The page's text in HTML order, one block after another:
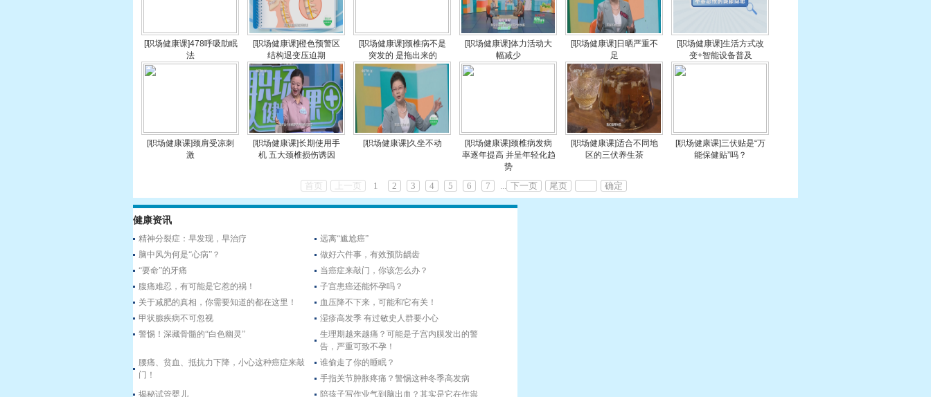
[职场健康课]478呼吸助眠
法
[职场健康课]橙色预警区
结构退变压迫期
[职场健康课]颈椎病不是
突发的 是拖出来的
[职场健康课]体力活动大
幅减少
[职场健康课]日晒严重不
足
[职场健康课]生活方式改
变+智能设备普及
[职场健康课]颈肩受凉刺
激
[职场健康课]长期使用手
机 五大颈椎损伤诱因
[职场健康课]久坐不动
[职场健康课]颈椎病发病
率逐年提高 并呈年轻化趋
势
[职场健康课]适合不同地
区的三伏养生茶
[职场健康课]三伏贴是“万
能保健贴”吗？
首页 上一页 1 2 3 4 5 6 7 ... 下一页 尾页 确定
健康资讯
精神分裂症：早发现，早治疗
远离“尴尬癌”
脑中风为何是“心病”？
做好六件事，有效预防龋齿
“要命”的牙痛
当癌症来敲门，你该怎么办？
腹痛难忍，有可能是它惹的祸！
子宫患癌还能怀孕吗？
关于减肥的真相，你需要知道的都在这里！
血压降不下来，可能和它有关！
甲状腺疾病不可忽视
湿疹高发季 有过敏史人群要小心
警惕！深藏骨髓的“白色幽灵”
生理期越来越痛？可能是子宫内膜发出的警
告，严重可致不孕！
腰痛、贫血、抵抗力下降，小心这种癌症来敲
门！
谁偷走了你的睡眠？
手指关节肿胀疼痛？警惕这种冬季高发病
揭秘试管婴儿
陪孩子写作业气到脑出血？其实是它在作祟